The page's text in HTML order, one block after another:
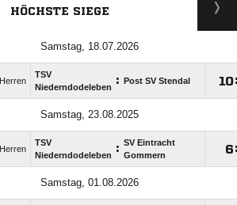
HÖCHSTE SIEGE
Samstag, 18.07.2026
Herren
TSV
Niederndodeleben : Post SV Stendal 
Samstag, 23.08.2025
Herren
TSV
Niederndodeleben : SV Eintracht
Gommern

Samstag, 01.08.2026